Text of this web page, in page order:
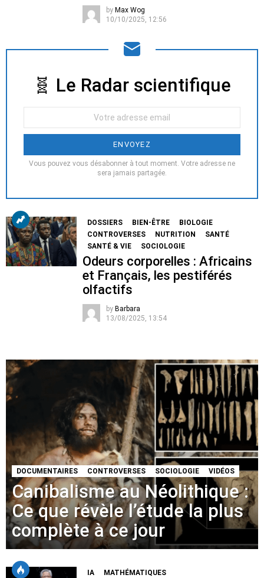
by Max Wog
10/10/2025, 12:56
NEWSLETTER
🧬 Le Radar scientifique
:
Vous pouvez vous désabonner à tout moment. Votre adresse ne
sera jamais partagée.
DOSSIERS BIEN-ÊTRE
BIOLOGIE
CONTROVERSES
NUTRITION
SANTÉ
SANTÉ & VIE
SOCIOLOGIE
Odeurs corporelles : Africains
et Français, les pestiférés
olfactifs
by Barbara
13/08/2025, 13:54
DOCUMENTAIRES CONTROVERSES SOCIOLOGIE VIDÉOS
Canibalisme au Néolithique :
Ce que révèle l’étude la plus
complète à ce jour
IA
MATHÉMATIQUES